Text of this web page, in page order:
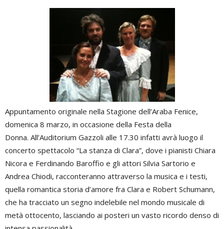
Appuntamento originale nella Stagione dell’Araba Fenice,
domenica 8 marzo, in occasione della Festa della
Donna. All’Auditorium Gazzoli alle 17.30 infatti avrà luogo il
concerto spettacolo “La stanza di Clara”, dove i pianisti Chiara
Nicora e Ferdinando Baroffio e gli attori Silvia Sartorio e
Andrea Chiodi, racconteranno attraverso la musica e i testi,
quella romantica storia d’amore fra Clara e Robert Schumann,
che ha tracciato un segno indelebile nel mondo musicale di
metà ottocento, lasciando ai posteri un vasto ricordo denso di